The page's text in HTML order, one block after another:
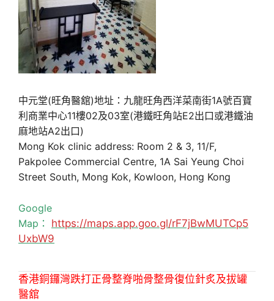
中元堂(旺角醫舘)地址：九龍旺角西洋菜南街1A號百寶
利商業中心11樓02及03室(港鐵旺角站E2出口或港鐵油
麻地站A2出口)
Mong Kok clinic address: Room 2 & 3, 11/F,
Pakpolee Commercial Centre, 1A Sai Yeung Choi
Street South, Mong Kok, Kowloon, Hong Kong
Google
Map： https://maps.app.goo.gl/rF7jBwMUTCp5
UxbW9
香港銅鑼灣跌打正骨整脊啪骨整骨復位針炙及拔罐
醫舘